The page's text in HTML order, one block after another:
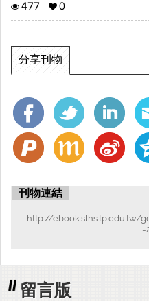
477
0
分享刊物
刊物連結
http://ebook.slhs.tp.edu.tw/
留言版